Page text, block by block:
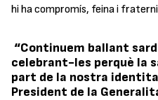
hi ha compromís, feina i
“Continuem ballant
celebrant-les perquè la
part de la nostra
President de la